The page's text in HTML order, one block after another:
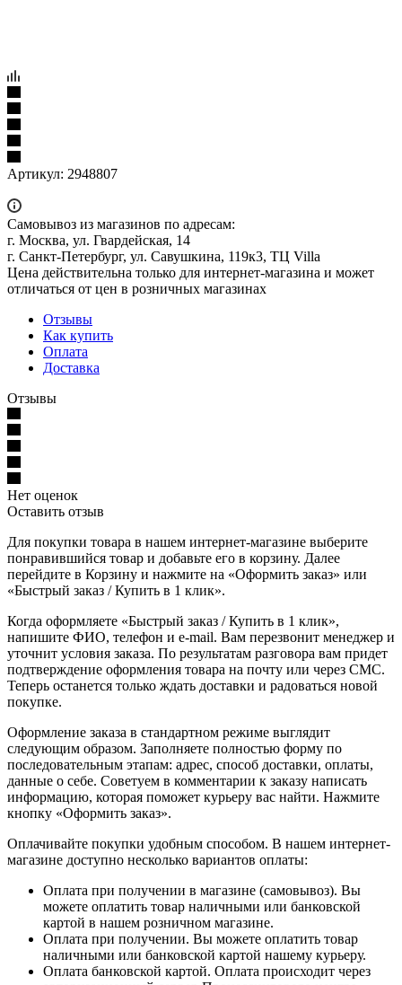
Артикул: 2948807
Самовывоз из магазинов по адресам:
г. Москва, ул. Гвардейская, 14
г. Санкт-Петербург, ул. Савушкина, 119к3, ТЦ Villa
Цена действительна только для интернет-магазина и может
отличаться от цен в розничных магазинах
Отзывы
Как купить
Оплата
Доставка
Отзывы
Нет оценок
Оставить отзыв
Для покупки товара в нашем интернет-магазине выберите
понравившийся товар и добавьте его в корзину. Далее
перейдите в Корзину и нажмите на «Оформить заказ» или
«Быстрый заказ / Купить в 1 клик».
Когда оформляете «Быстрый заказ / Купить в 1 клик»,
напишите ФИО, телефон и e-mail. Вам перезвонит менеджер и
уточнит условия заказа. По результатам разговора вам придет
подтверждение оформления товара на почту или через СМС.
Теперь останется только ждать доставки и радоваться новой
покупке.
Оформление заказа в стандартном режиме выглядит
следующим образом. Заполняете полностью форму по
последовательным этапам: адрес, способ доставки, оплаты,
данные о себе. Советуем в комментарии к заказу написать
информацию, которая поможет курьеру вас найти. Нажмите
кнопку «Оформить заказ».
Оплачивайте покупки удобным способом. В нашем интернет-
магазине доступно несколько вариантов оплаты:
Оплата при получении в магазине (самовывоз). Вы
можете оплатить товар наличными или банковской
картой в нашем розничном магазине.
Оплата при получении. Вы можете оплатить товар
наличными или банковской картой нашему курьеру.
Оплата банковской картой. Оплата происходит через